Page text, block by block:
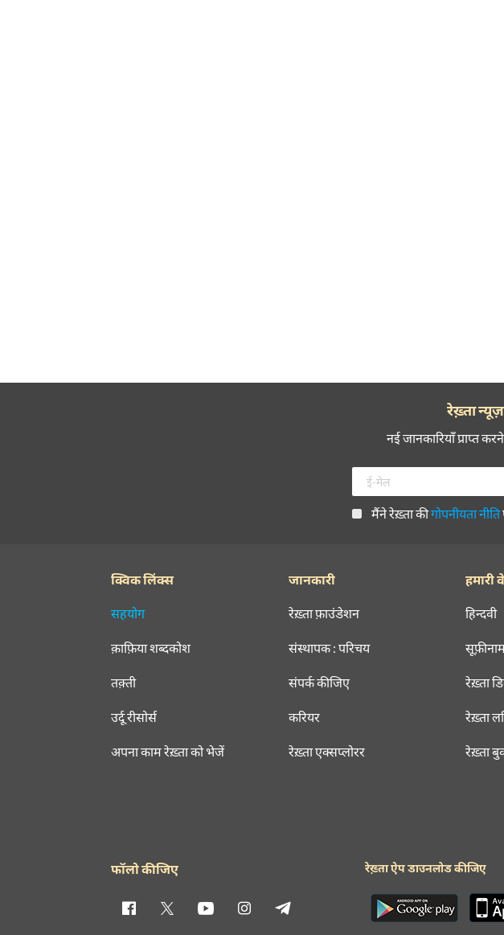
रेख़्ता
नई जानकारियाँ प्राप्त
मैंने रेख़्ता कीगोपनीयता नीति
क्विक लिंक्स
सहयोग
क़ाफ़िया शब्दकोश
तक़्ती
उर्दू रीसोर्स
अपना काम रेख़्ता को भेजें
जानकारी
रेख़्ता फ़ाउंडेशन
संस्थापक : परिचय
संपर्क कीजिए
करियर
रेख़्ता एक्सप्लोरर
हमारी
हिन्दवी
रेख़्ता
रेख़्ता
रेख़्ता
फॉलो कीजिए रेख़्ता ऐप डाउनलोड कीजिए